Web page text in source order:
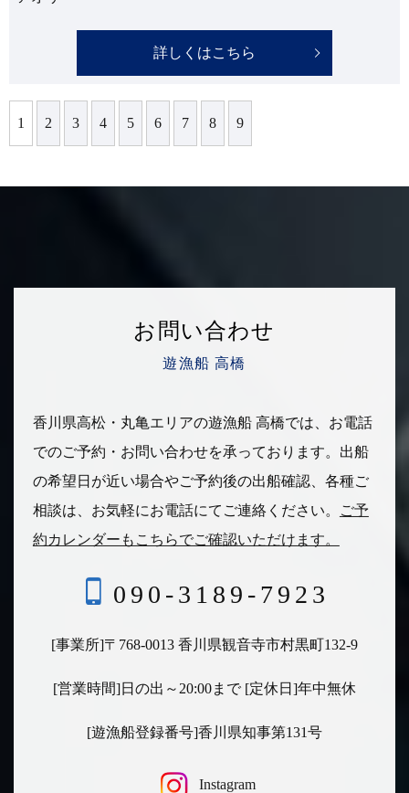
詳しくはこちら
1 2 3 4 5 6 7 8 9
お問い合わせ
遊漁船 高橋
香川県高松・丸亀エリアの遊漁船 高橋では、お電話
でのご予約・お問い合わせを承っております。 出船
の希望日が近い場合やご予約後の出船確認、各種ご
相談は、 お気軽にお電話にてご連絡ください。
ご予
約カレンダーもこちらでご確認いただけます。
090-3189-7923
[事業所]〒768-0013 香川県観音寺市村黒町132-9
[営業時間]日の出～20:00まで [定休日]年中無休
[遊漁船登録番号]香川県知事第131号
Instagram